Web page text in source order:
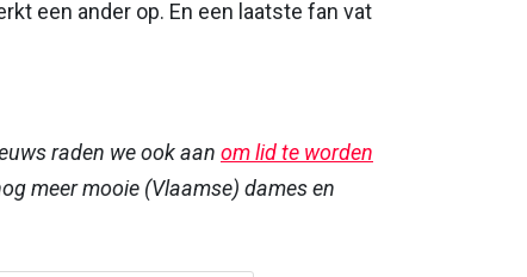
een ander op. En een laatste fan vat
raden we ook aan om lid te worden
meer mooie (Vlaamse) dames en